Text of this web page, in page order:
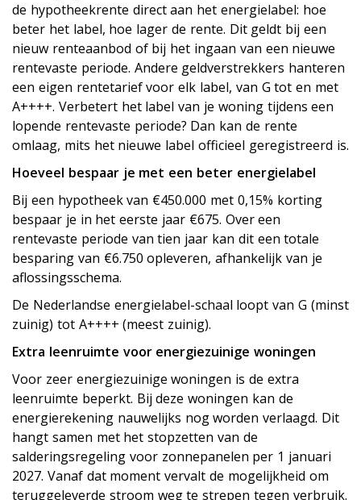
de hypotheekrente direct aan het energielabel: hoe
beter het label, hoe lager de rente. Dit geldt bij een
nieuw renteaanbod of bij het ingaan van een nieuwe
rentevaste periode. Andere geldverstrekkers hanteren
een eigen rentetarief voor elk label, van G tot en met
A++++. Verbetert het label van je woning tijdens een
lopende rentevaste periode? Dan kan de rente
omlaag, mits het nieuwe label officieel geregistreerd is.
Hoeveel bespaar je met een beter energielabel
Bij een hypotheek van €450.000 met 0,15% korting
bespaar je in het eerste jaar €675. Over een
rentevaste periode van tien jaar kan dit een totale
besparing van €6.750 opleveren, afhankelijk van je
aflossingsschema.
De Nederlandse energielabel-schaal loopt van G (minst
zuinig) tot A++++ (meest zuinig).
Extra leenruimte voor energiezuinige woningen
Voor zeer energiezuinige woningen is de extra
leenruimte beperkt. Bij deze woningen kan de
energierekening nauwelijks nog worden verlaagd. Dit
hangt samen met het stopzetten van de
salderingsregeling voor zonnepanelen per 1 januari
2027. Vanaf dat moment vervalt de mogelijkheid om
teruggeleverde stroom weg te strepen tegen verbruik.